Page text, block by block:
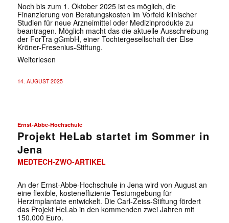
Noch bis zum 1. Oktober 2025 ist es möglich, die
Finanzierung von Beratungskosten im Vorfeld klinischer
Studien für neue Arzneimittel oder Medizinprodukte zu
beantragen. Möglich macht das die aktuelle Ausschreibung
der ForTra gGmbH, einer Tochtergesellschaft der Else
Kröner-Fresenius-Stiftung.
Weiterlesen
14. AUGUST 2025
Ernst-Abbe-Hochschule
Projekt HeLab startet im Sommer in
Jena
MEDTECH-ZWO-ARTIKEL
An der Ernst-Abbe-Hochschule in Jena wird von August an
eine flexible, kosteneffiziente Testumgebung für
Herzimplantate entwickelt. Die Carl-Zeiss-Stiftung fördert
das Projekt HeLab in den kommenden zwei Jahren mit
150.000 Euro.